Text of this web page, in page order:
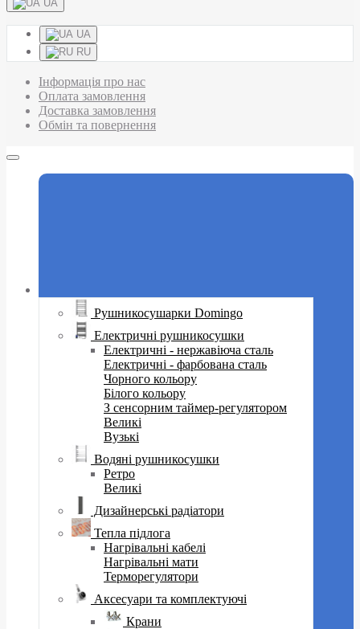
UA
UA
RU
Інформація про нас
Оплата замовлення
Доставка замовлення
Обмін та повернення
Рушникосушарки Domingo
Електричні рушникосушки
Електричні - нержавіюча сталь
Електричні - фарбована сталь
Чорного кольору
Білого кольору
З сенсорним таймер-регулятором
Великі
Вузькі
Водяні рушникосушки
Ретро
Великі
Дизайнерські радіатори
Тепла підлога
Нагрівальні кабелі
Нагрівальні мати
Терморегулятори
Аксесуари та комплектуючі
Крани